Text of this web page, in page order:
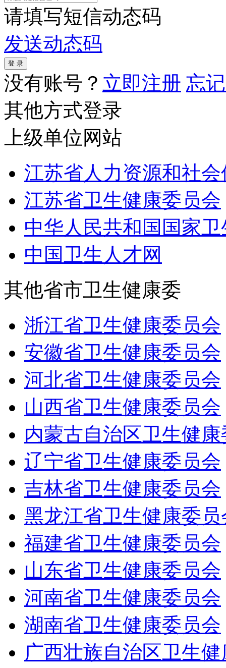
请填写短信动态码
发送动态码
没有账号？ 立即注册 忘
其他方式登录
上级单位网站
江苏省人力资源和社
江苏省卫生健康委员会
中华人民共和国国家
中国卫生人才网
其他省市卫生健康委
浙江省卫生健康委员会
安徽省卫生健康委员会
河北省卫生健康委员会
山西省卫生健康委员会
内蒙古自治区卫生健
辽宁省卫生健康委员会
吉林省卫生健康委员会
黑龙江省卫生健康委员
福建省卫生健康委员会
山东省卫生健康委员会
河南省卫生健康委员会
湖南省卫生健康委员会
广西壮族自治区卫生